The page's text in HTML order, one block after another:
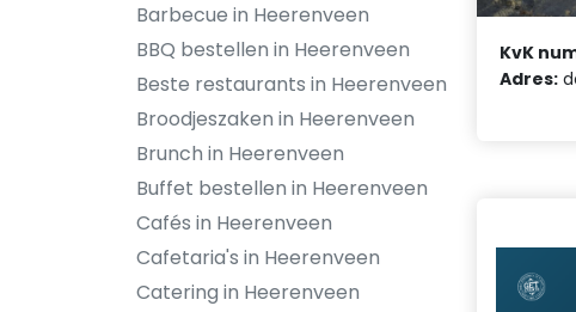
Barbecue in Heerenveen
BBQ bestellen in Heerenveen
Beste restaurants in Heerenveen
Broodjeszaken in Heerenveen
Brunch in Heerenveen
Buffet bestellen in Heerenveen
Cafés in Heerenveen
Cafetaria's in Heerenveen
Catering in Heerenveen
KvK
Adres: